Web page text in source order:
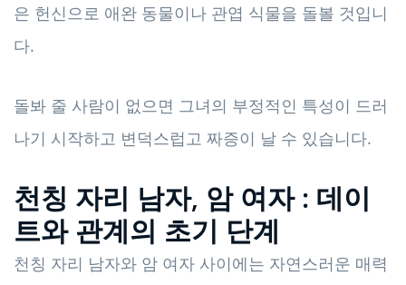
은 헌신으로 애완 동물이나 관엽 식물을 돌볼 것입니
다.
돌봐 줄 사람이 없으면 그녀의 부정적인 특성이 드러
나기 시작하고 변덕스럽고 짜증이 날 수 있습니다.
천칭 자리 남자, 암 여자 : 데이
트와 관계의 초기 단계
천칭 자리 남자와 암 여자 사이에는 자연스러운 매력